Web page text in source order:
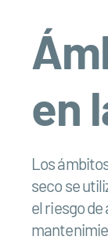
en
Los
seco se
el riesgo